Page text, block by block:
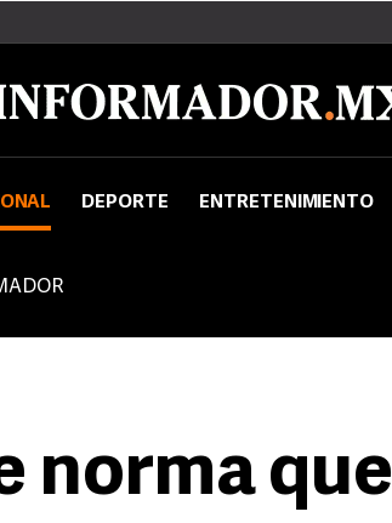
DEPORTE ENTRETENIMIENTO
norma que